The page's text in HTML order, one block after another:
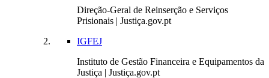
Direção-Geral de Reinserção e Serviços
Prisionais | Justiça.gov.pt
IGFEJ
Instituto de Gestão Financeira e Equipamentos da
Justiça | Justiça.gov.pt